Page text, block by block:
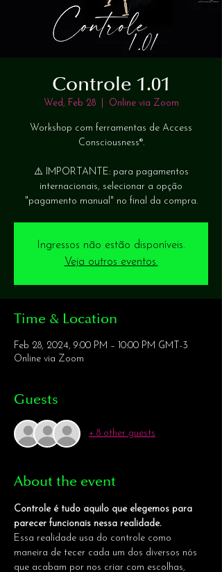
Controle 1.01
Wed, Feb 28
  |
Online via Zoom
Workshop com ferramentas de Access
Consciousness®.
⚠️ IMPORTANTE: para pagamentos
internacionais, selecionar a opção
"pagamento manual" no final da compra.
Ingressos não estão disponíveis.
Veja outros eventos.
Time & Location
Feb 28, 2024, 9:00 PM – 10:00 PM GMT-3
Online via Zoom
Guests
+ 8 other guests
About the event
Controle é tudo aquilo que elegemos para
parecer funcionais nessa realidade.
Essa realidade usa do controle como
maneira de tecer cada um dos diversos nós
que acabam por nos criar com escolhas,